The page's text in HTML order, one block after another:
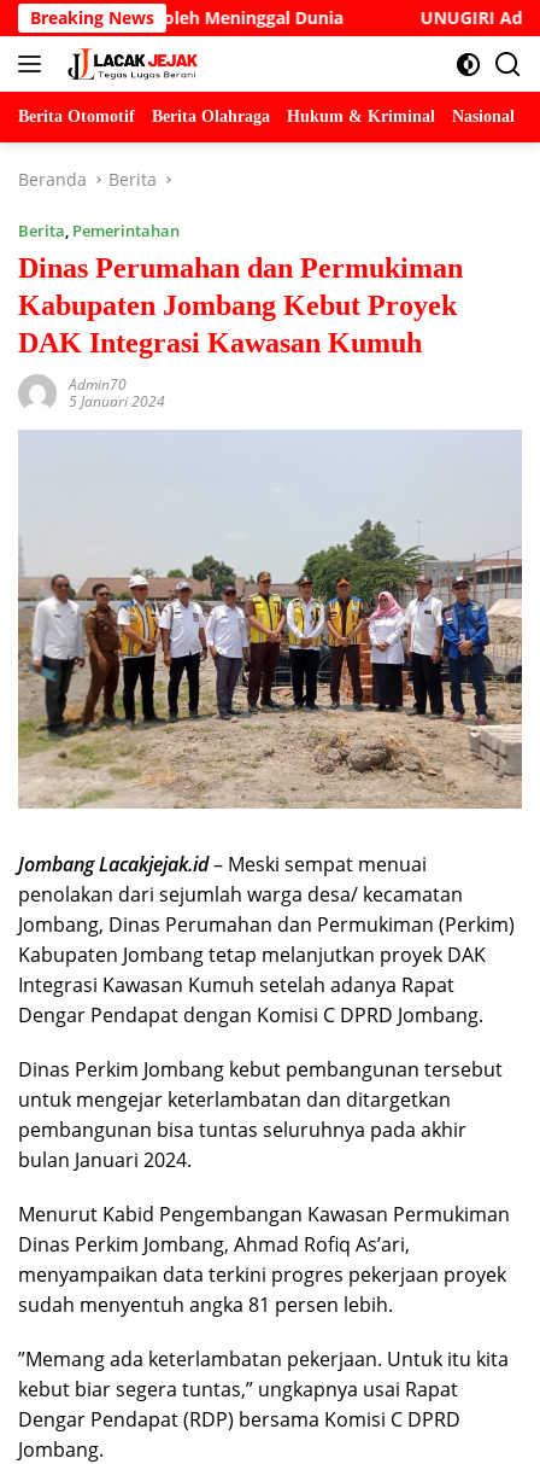
Langsung
ke
konten
Breaking News
Soleh Meninggal Dunia UNUGIRI Adakan Seminar
Berita Otomotif Berita Olahraga Hukum & Kriminal Nasional
Beranda Berita
Berita, Pemerintahan
Dinas Perumahan dan Permukiman
Kabupaten Jombang Kebut Proyek
DAK Integrasi Kawasan Kumuh
Admin70
5 Januari 2024
Jombang Lacakjejak.id– Meski sempat menuai
penolakan dari sejumlah warga desa/ kecamatan
Jombang, Dinas Perumahan dan Permukiman (Perkim)
Kabupaten Jombang tetap melanjutkan proyek DAK
Integrasi Kawasan Kumuh setelah adanya Rapat
Dengar Pendapat dengan Komisi C DPRD Jombang.
Dinas Perkim Jombang kebut pembangunan tersebut
untuk mengejar keterlambatan dan ditargetkan
pembangunan bisa tuntas seluruhnya pada akhir
bulan Januari 2024.
Menurut Kabid Pengembangan Kawasan Permukiman
Dinas Perkim Jombang, Ahmad Rofiq As’ari,
menyampaikan data terkini progres pekerjaan proyek
sudah menyentuh angka 81 persen lebih.
”Memang ada keterlambatan pekerjaan. Untuk itu kita
kebut biar segera tuntas,” ungkapnya usai Rapat
Dengar Pendapat (RDP) bersama Komisi C DPRD
Jombang.